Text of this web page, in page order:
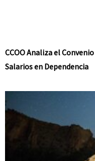
CCOO Analiza el
Salarios en Dependencia